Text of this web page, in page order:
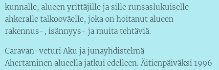
kunnalle, alueen yrittäjille ja sille runsaslukuiselle
ahkeralle talkooväelle, joka on hoitanut alueen
rakennus-, isännyys- ja muita tehtäviä.
Caravan-veturi Aku ja junayhdistelmä
Ahertaminen alueella jatkui edelleen. Äitienpäiväksi 1996